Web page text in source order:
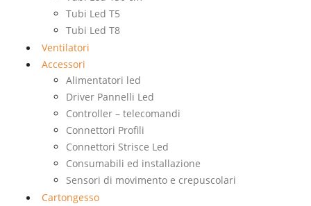
Tubi Led T5
Tubi Led T8
Ventilatori
Accessori
Alimentatori led
Driver Pannelli Led
Controller – telecomandi
Connettori Profili
Connettori Strisce Led
Consumabili ed installazione
Sensori di movimento e crepuscolari
Cartongesso